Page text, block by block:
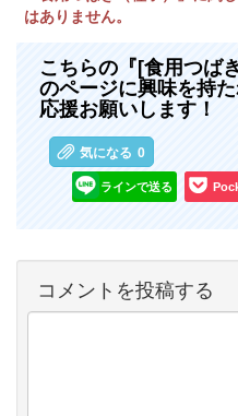
はありません。
こちらの『[食用つば
のページに興味を持
応援お願いします！
気になる 0
ラインで送る
コメントを投稿する